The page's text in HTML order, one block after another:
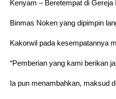
Kenyam – Beretempat di
Binmas Noken yang dipimpin
Kakorwil pada kesempatannya
“Pemberian yang kami berikan
Ia pun menambahkan, maksud